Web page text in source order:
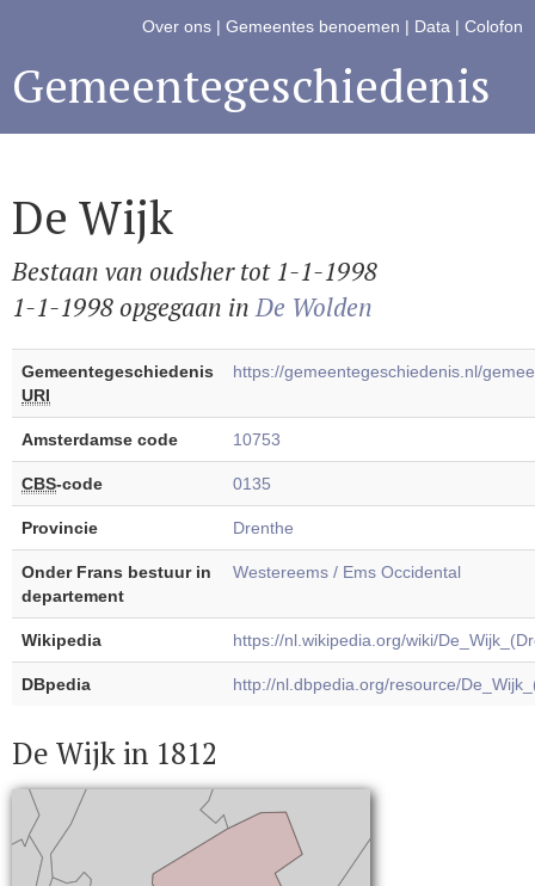
Over ons | Gemeentes benoemen | Data | Colofon
Gemeentegeschiedenis
De Wijk
Bestaan van oudsher tot 1-1-1998
1-1-1998 opgegaan inDe Wolden
Gemeentegeschiedenis
URI
https://gemeentegeschiedenis.nl/
Amsterdamse code 10753
CBS-code 0135
Provincie Drenthe
Onder Frans bestuur in
departement
Westereems / Ems Occidental
Wikipedia https://nl.wikipedia.org/wiki/
DBpedia http://nl.dbpedia.org/resource/
De Wijk in 1812